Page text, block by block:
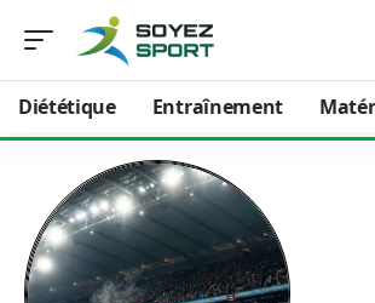
Diététique Entraînement